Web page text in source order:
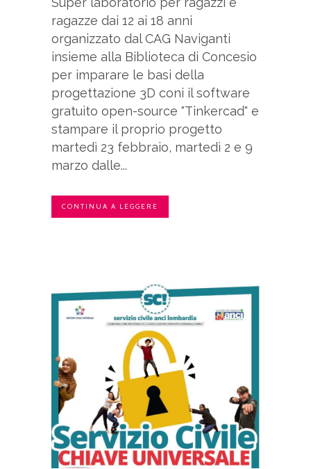
ragazze dai 12 ai 18 anni
organizzato dal CAG Naviganti
insieme alla Biblioteca di Concesio
per imparare le basi della
progettazione 3D coni il software
gratuito open-source "Tinkercad" e
stampare il proprio progetto
martedì 23 febbraio, martedì 2 e 9
marzo dalle...
CONTINUA A LEGGERE